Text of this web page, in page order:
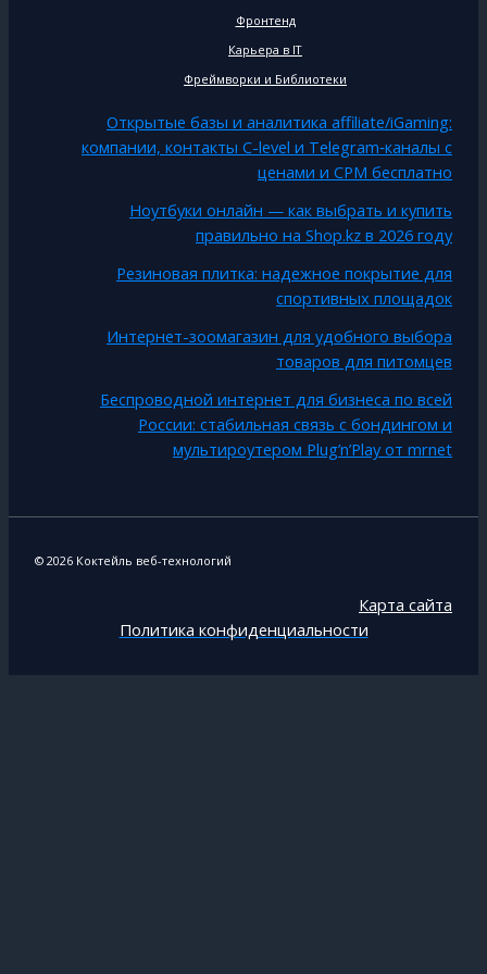
Фронтенд
Карьера в IT
Фреймворки и Библиотеки
Открытые базы и аналитика affiliate/iGaming:
компании, контакты C-level и Telegram‑каналы с
ценами и CPM бесплатно
Ноутбуки онлайн — как выбрать и купить
правильно на Shop.kz в 2026 году
Резиновая плитка: надежное покрытие для
спортивных площадок
Интернет-зоомагазин для удобного выбора
товаров для питомцев
Беспроводной интернет для бизнеса по всей
России: стабильная связь с бондингом и
мультироутером Plug’n’Play от mrnet
© 2026 Коктейль веб-технологий
Карта сайта
Политика конфиденциальности